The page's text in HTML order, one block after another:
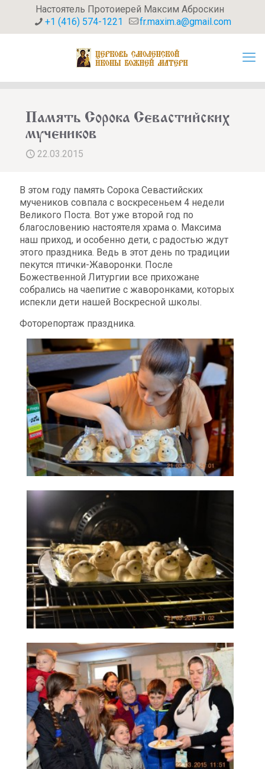
Настоятель Протоиерей Максим Аброскин
+1 (416) 574-1221
fr.maxim.a@gmail.com
Память Сорока Севастийских
мучеников
22.03.2015
В этом году память Сорока Севастийских
мучеников совпала с воскресеньем 4 недели
Великого Поста. Вот уже второй год по
благословению настоятеля храма о. Максима
наш приход, и особенно дети, с радостью ждут
этого праздника. Ведь в этот день по традиции
пекутся птички-Жаворонки. После
Божественной Литургии все прихожане
собрались на чаепитие с жаворонками, которых
испекли дети нашей Воскресной школы.
Фоторепортаж праздника.